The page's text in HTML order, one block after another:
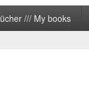
/// My books